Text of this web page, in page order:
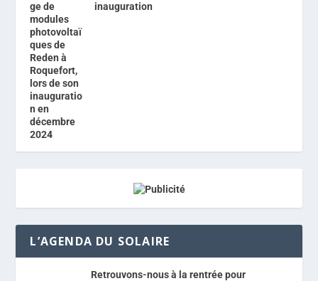
inauguration
L’AGENDA DU SOLAIRE
Retrouvons-nous à la rentrée pour